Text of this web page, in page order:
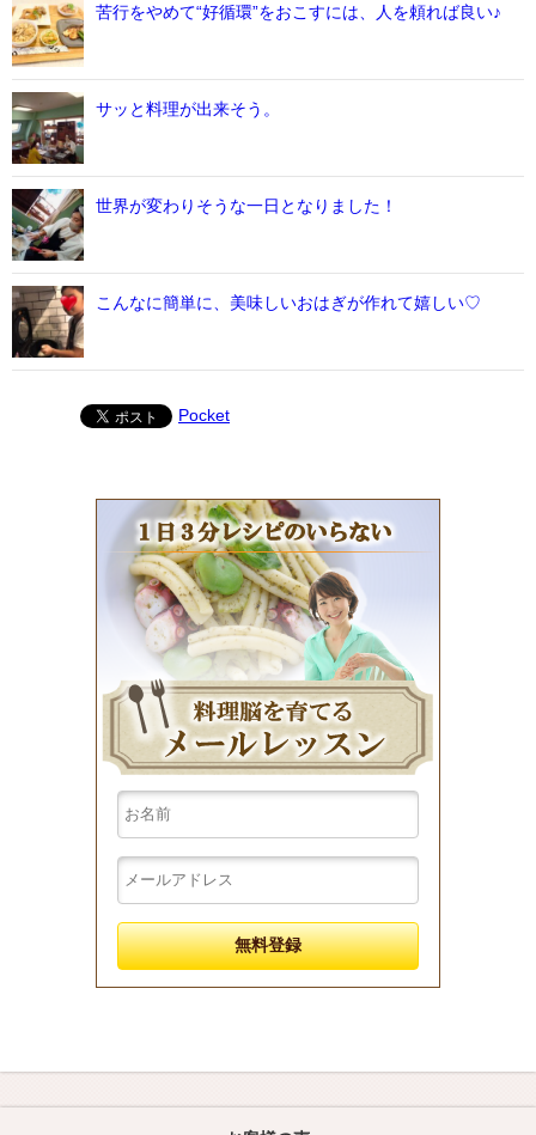
苦行をやめて“好循環”をおこすには、人を頼れば良い♪
サッと料理が出来そう。
世界が変わりそうな一日となりました！
こんなに簡単に、美味しいおはぎが作れて嬉しい♡
Pocket